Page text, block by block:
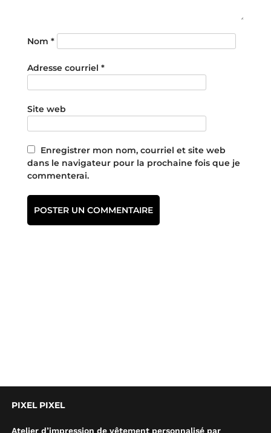
Nom *
Adresse courriel *
Site web
Enregistrer mon nom, courriel et site web
dans le navigateur pour la prochaine fois que je
commenterai.
PIXEL PIXEL
Atelier d’impression de vêtement personnalisé par